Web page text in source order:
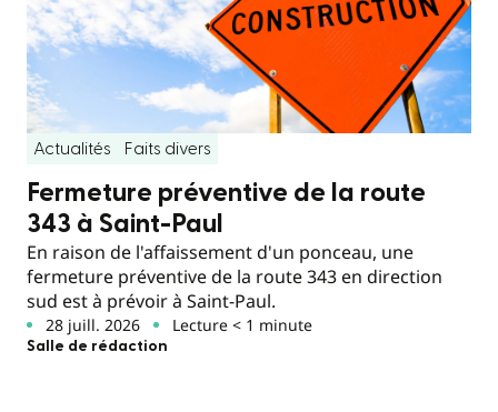
Actualités Faits divers
Fermeture préventive de la route
343 à Saint-Paul
En raison de l'affaissement d'un ponceau, une
fermeture préventive de la route 343 en direction
sud est à prévoir à Saint-Paul.
28 juill. 2026 Lecture < 1 minute
Salle de rédaction